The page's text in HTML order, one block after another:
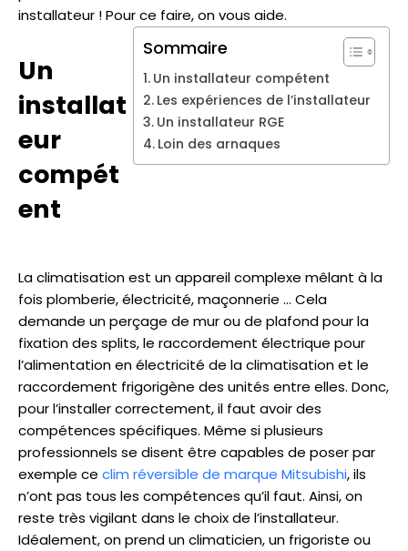
installateur ! Pour ce faire, on vous aide.
Sommaire
Un installateur compétent
Les expériences de l’installateur
Un installateur RGE
Loin des arnaques
Un
installat
eur
compét
ent
La climatisation est un appareil complexe mêlant à la
fois plomberie, électricité, maçonnerie … Cela
demande un perçage de mur ou de plafond pour la
fixation des splits, le raccordement électrique pour
l’alimentation en électricité de la climatisation et le
raccordement frigorigène des unités entre elles. Donc,
pour l’installer correctement, il faut avoir des
compétences spécifiques. Même si plusieurs
professionnels se disent être capables de poser par
exemple ce clim réversible de marque Mitsubishi, ils
n’ont pas tous les compétences qu’il faut. Ainsi, on
reste très vigilant dans le choix de l’installateur.
Idéalement, on prend un climaticien, un frigoriste ou